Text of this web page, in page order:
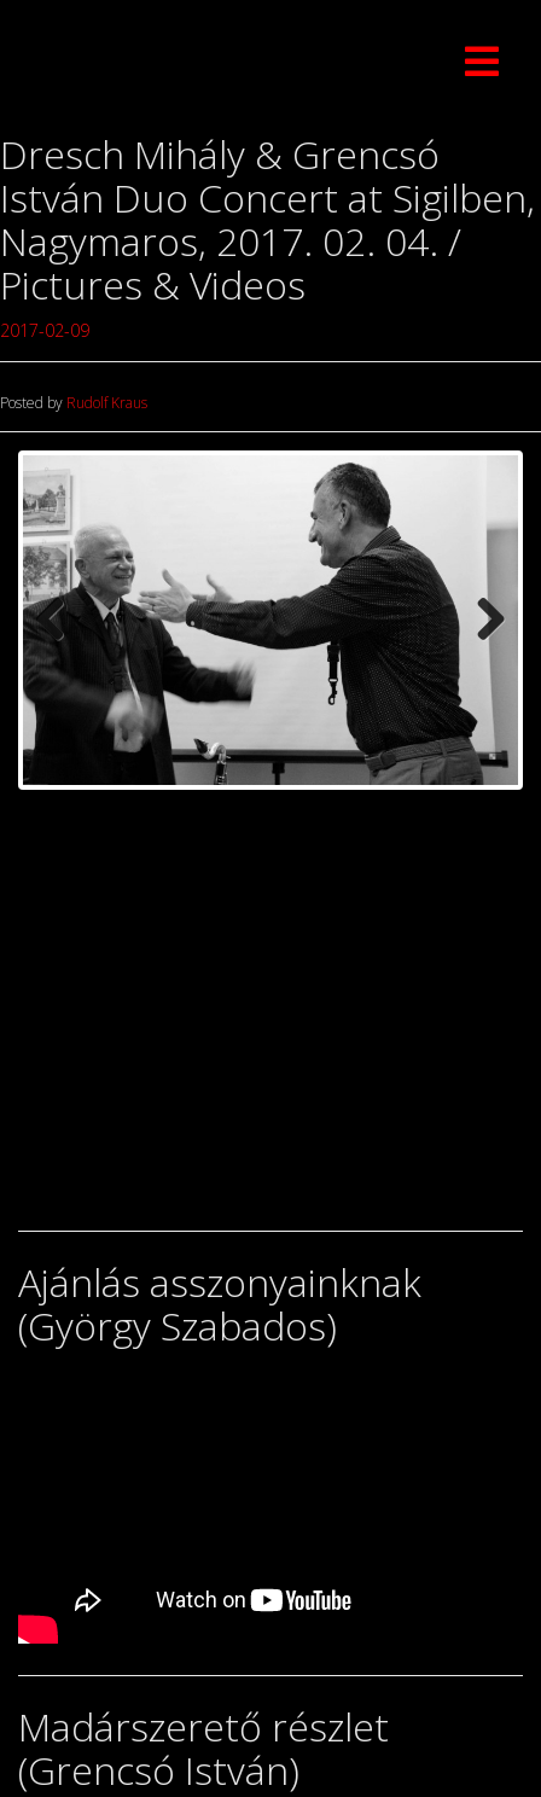
Dresch Mihály & Grencsó
István Duo Concert at Sigilben,
Nagymaros, 2017. 02. 04. /
Pictures & Videos
2017-02-09
Posted by Rudolf Kraus
Previ
ous
Next
Ajánlás asszonyainknak
(György Szabados)
Madárszerető részlet
(Grencsó István)